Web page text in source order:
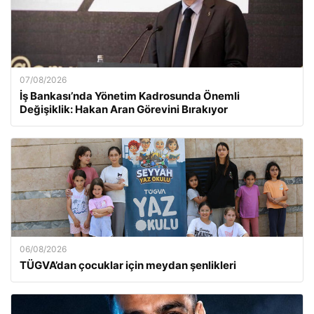
07/08/2026
İş Bankası’nda Yönetim Kadrosunda Önemli
Değişiklik: Hakan Aran Görevini Bırakıyor
06/08/2026
TÜGVA’dan çocuklar için meydan şenlikleri